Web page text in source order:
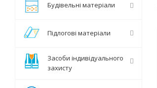
Будівельні матеріали
Підлогові матеріали
Засоби індивідуального
захисту